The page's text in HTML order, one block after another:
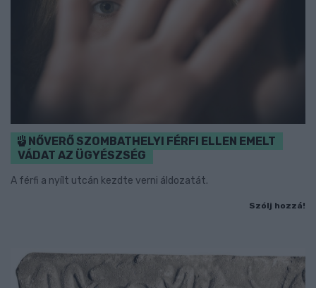
NŐVERŐ SZOMBATHELYI FÉRFI ELLEN EMELT
VÁDAT AZ ÜGYÉSZSÉG
A férfi a nyílt utcán kezdte verni áldozatát.
Szólj hozzá!